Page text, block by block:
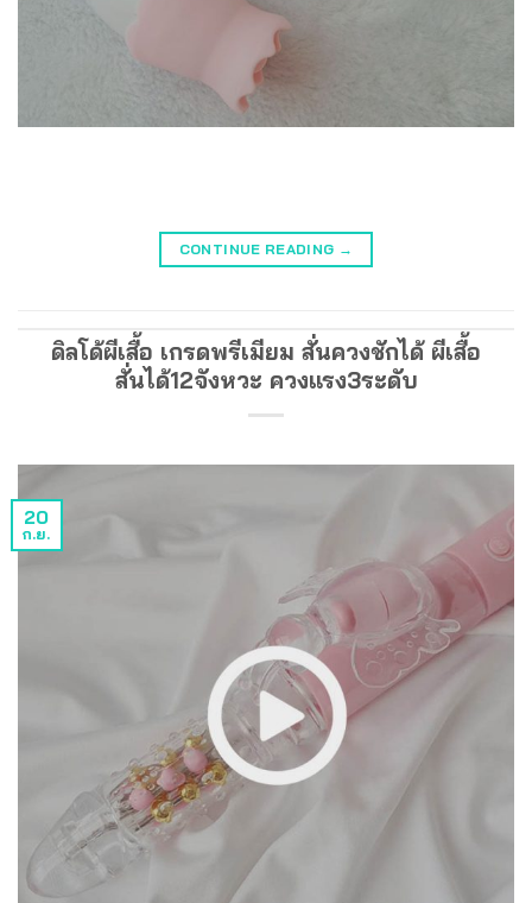
CONTINUE READING →
ดิลโด้ผีเสื้อ เกรดพรีเมียม สั่นควงชักได้ ผีเสื้อ
สั่นได้12จังหวะ ควงแรง3ระดับ
20
ก.ย.